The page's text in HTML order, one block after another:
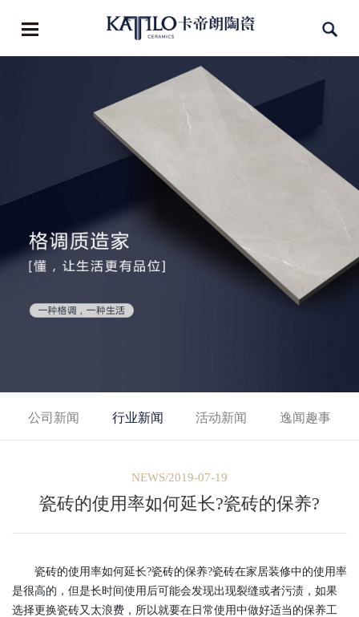
公司新闻 行业新闻 活动新闻 逸闻趣事
NEWS/2019-07-19
瓷砖的使用率如何延长?瓷砖的保养?
瓷砖的使用率如何延长?瓷砖的保养?瓷砖在家居装修中的使用率
是很高的，但是长时间使用后可能会发现出现裂缝或者污渍，如果
选择更换瓷砖又太浪费，所以就要在日常使用中做好适当的保养工